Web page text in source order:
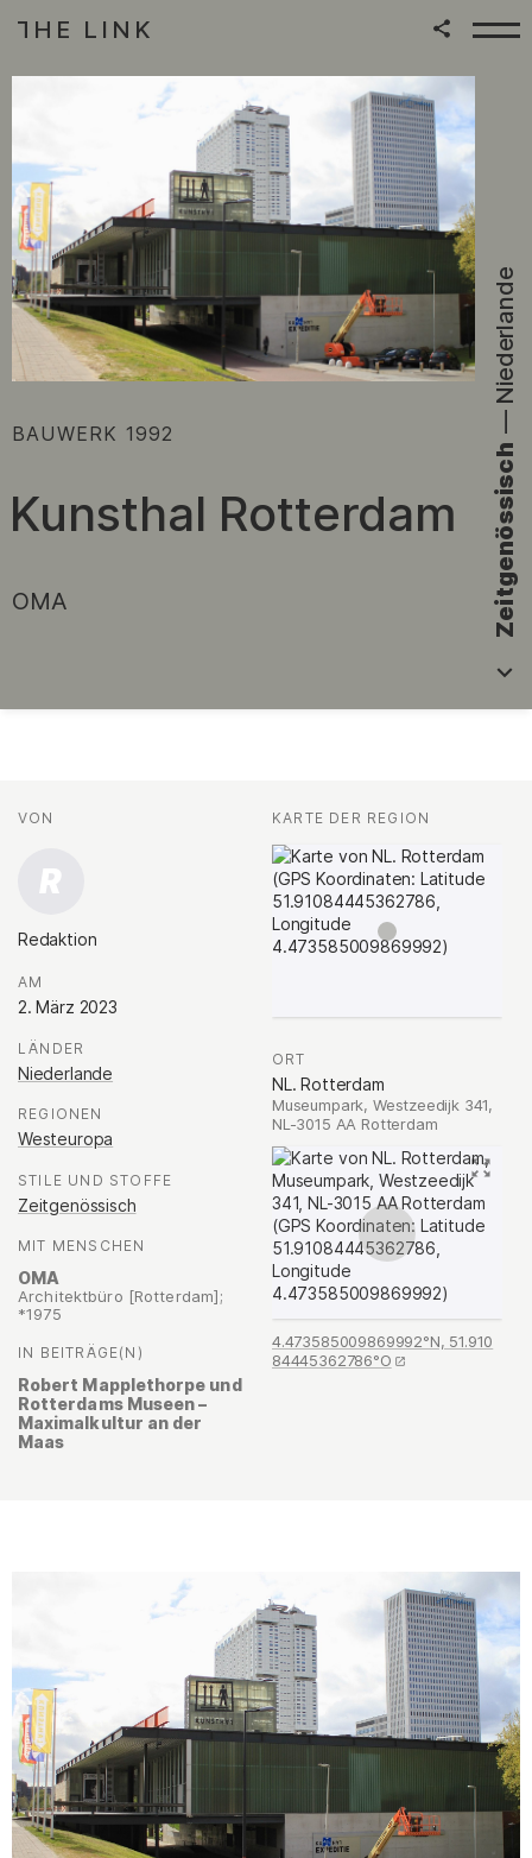
Zum Inhalt springen
T
HE LINK
Kunsthal Rotterdam
BAUWERK 1992
OMA Zeitgenössisch
Niederlande
VON
R
Redaktion
AM
2. März 2023
LÄNDER
Niederlande
REGIONEN
Westeuropa
STILE UND STOFFE
Zeitgenössisch
MIT MENSCHEN
OMA
Architektbüro [Rotterdam];
*1975
IN BEITRÄGE(N)
Robert Mapplethorpe und
Rotterdams Museen –
Maximalkultur an der
Maas
KARTE DER REGION
ORT
NL. Rotterdam
Museumpark, Westzeedijk 341,
NL-3015 AA Rotterdam
4.473585009869992°N, 51.910
84445362786°O